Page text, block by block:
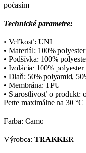
počasím
Technické parametre:
• Veľkosť: UNI
• Materiál: 100% polyester
• Podšívka: 100%
• Izolácia: 100% polyester
• Dlaň: 50% polyamid,
• Membrána: TPU
• Starostlivosť o produkt:
Perte maximálne na 30 °C
Farba: Camo
Výrobca: TRAKKER